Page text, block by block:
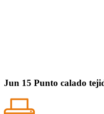
Jun 15 Punto calado